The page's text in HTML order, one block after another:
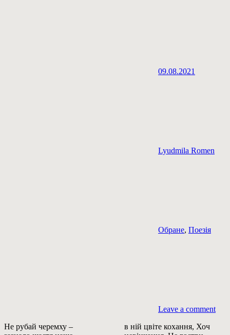
09.08.2021
Lyudmila Romen
Обране, Поезія
Leave a comment
Не рубай черемху – в ній цвіте кохання, Хоч